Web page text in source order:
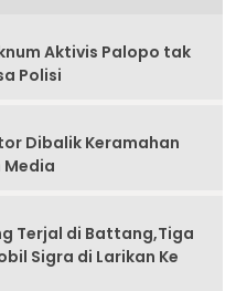
Aktivis Palopo tak
Polisi
Dibalik Keramahan
Media
Terjal di Battang,Tiga
Sigra di Larikan Ke